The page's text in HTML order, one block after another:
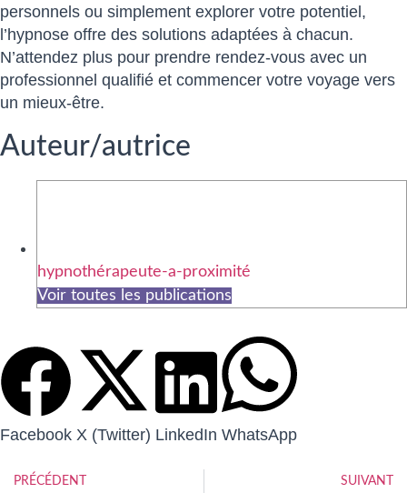
personnels ou simplement explorer votre potentiel,
l’hypnose offre des solutions adaptées à chacun.
N’attendez plus pour prendre rendez-vous avec un
professionnel qualifié et commencer votre voyage vers
un mieux-être.
Auteur/autrice
hypnothérapeute-a-proximité
Voir toutes les publications
Facebook X (Twitter) LinkedIn WhatsApp
PRÉCÉDENT SUIVANT